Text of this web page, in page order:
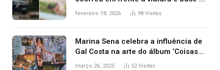
segurança; polícia investiga
fevereiro 18, 2026 98 Visitas
Marina Sena celebra a influência de
Gal Costa na arte do álbum ‘Coisas
naturais’
março 26, 2025 52Visitas